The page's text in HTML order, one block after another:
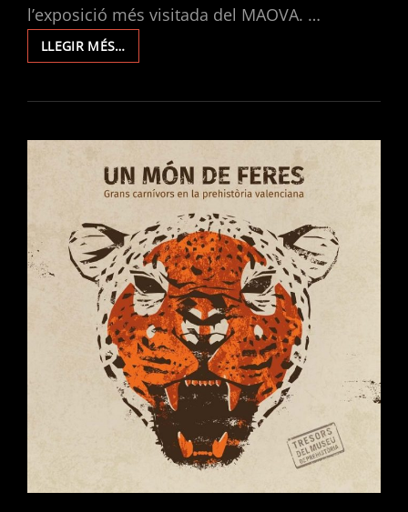
l’exposició més visitada del MAOVA. …
LLEGIR MÉS…UN
MÓN
FERES.
SOBRE
LLEOPARD
DE
L’AVENC
DE
JOAN
GUITON
A
ONTINYENT.